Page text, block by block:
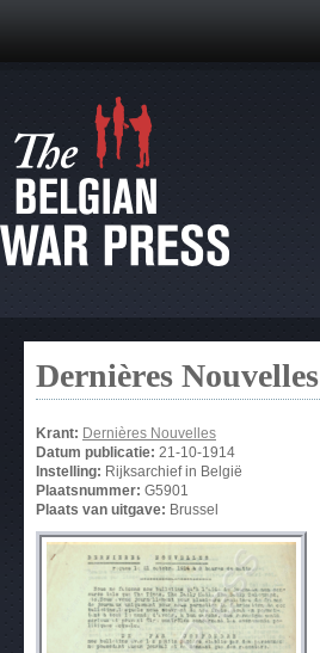
Dernières Nouvelles
Krant: Dernières Nouvelles
Datum publicatie: 21-10-1914
Instelling: Rijksarchief in België
Plaatsnummer: G5901
Plaats van uitgave: Brussel